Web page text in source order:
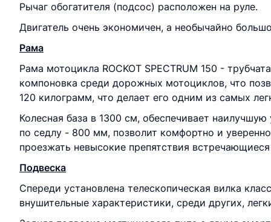
Рычаг обогатителя (подсос) расположен на руле.
Двигатель очень экономичен, а необычайно
Рама
Рама мотоцикла ROCKOT SPECTRUM 150 -
компоновка среди дорожных мотоциклов, что
120 килограмм, что делает его одним из самых
Колесная база в 1300 см, обеспечивает
по седлу - 800 мм, позволит комфортно и
проезжать невысокие препятствия
Подвеска
Спереди установлена телескопическая вилка
внушительные характеристики, среди других,